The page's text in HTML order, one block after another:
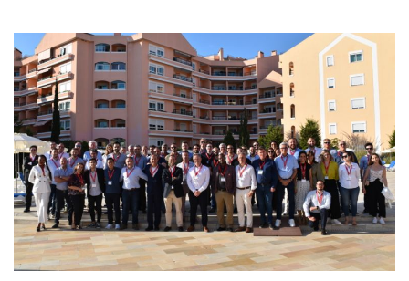
Identificação automática de condutores
Ver todas as funcionalidades
Como resolvemos cada necessidade da
atividade da frota
Calculadora de Benefícios